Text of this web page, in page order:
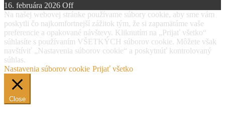
16. februára 2026 Off
Na našej webovej stránke používame súbory cookie, aby sme vám
poskytli čo najkomfortnejší zážitok tým, že si zapamätáme vaše
preferencie a opakované návštevy. Kliknutím na „Prijať všetko“
súhlasíte s používaním VŠETKÝCH súborov cookie. Môžete však
navštíviť „Nastavenia súborov cookie“ a poskytnúť kontrolovaný
súhlas.
Nastavenia súborov cookie Prijať všetko
Close